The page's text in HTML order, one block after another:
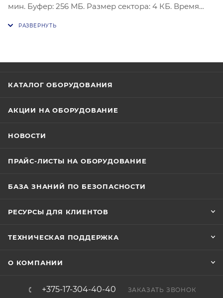
мин. Буфер: 256 МБ. Размер сектора: 4 КБ. Время
КАТАЛОГ ОБОРУДОВАНИЯ
АКЦИИ НА ОБОРУДОВАНИЕ
НОВОСТИ
ПРАЙС-ЛИСТЫ НА ОБОРУДОВАНИЕ
БАЗА ЗНАНИЙ ПО БЕЗОПАСНОСТИ
РЕСУРСЫ ДЛЯ КЛИЕНТОВ
ТЕХНИЧЕСКАЯ ПОДДЕРЖКА
О КОМПАНИИ
+375-17-304-40-40 ЗАКАЗАТЬ ЗВОНОК